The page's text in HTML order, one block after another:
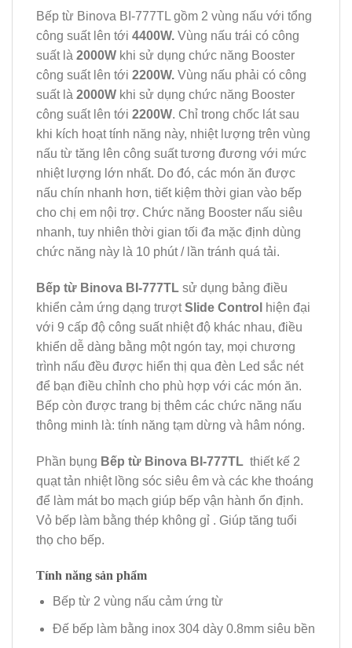
Bếp từ Binova BI-777TL gồm 2 vùng nấu với tổng
công suất lên tới 4400W. Vùng nấu trái có công
suất là 2000W khi sử dụng chức năng Booster
công suất lên tới 2200W. Vùng nấu phải có công
suất là 2000W khi sử dụng chức năng Booster
công suất lên tới 2200W. Chỉ trong chốc lát sau
khi kích hoạt tính năng này, nhiệt lượng trên vùng
nấu từ tăng lên công suất tương đương với mức
nhiệt lượng lớn nhất. Do đó, các món ăn được
nấu chín nhanh hơn, tiết kiệm thời gian vào bếp
cho chị em nội trợ. Chức năng Booster nấu siêu
nhanh, tuy nhiên thời gian tối đa mặc định dùng
chức năng này là 10 phút / lần tránh quá tải.
Bếp từ Binova BI-777TL sử dụng bảng điều
khiển cảm ứng dạng trượtSlide Control
hiện đại
với 9 cấp độ công suất nhiệt độ khác nhau, điều
khiển dễ dàng bằng một ngón tay, mọi chương
trình nấu đều được hiển thị qua đèn Led sắc nét
để bạn điều chỉnh cho phù hợp với các món ăn.
Bếp còn được trang bị thêm các chức năng nấu
thông minh là: tính năng tạm dừng và hâm nóng.
Phần bụng Bếp từ Binova BI-777TL thiết kế 2
quạt tản nhiệt lồng sóc siêu êm và các khe thoáng
để làm mát bo mạch giúp bếp vận hành ổn định.
Vỏ bếp làm bằng thép không gỉ . Giúp tăng tuổi
thọ cho bếp.
Tính năng sản phẩm
Bếp từ 2 vùng nấu cảm ứng từ
Đế bếp làm bằng inox 304 dày 0.8mm siêu bền